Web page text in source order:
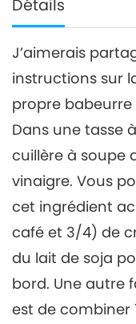
Détails
J’aimerais
instructions sur
propre babeurre
Dans une tasse
cuillère à soupe
vinaigre. Vous
cet ingrédient
café et 3/4) de
du lait de soja
bord. Une autre
est de combiner